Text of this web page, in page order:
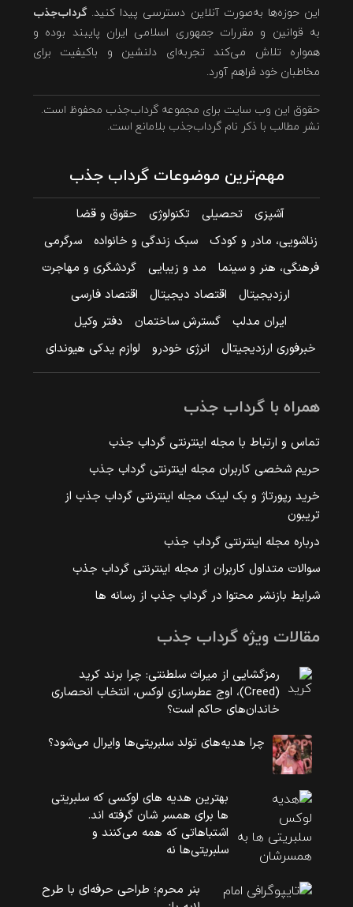
این حوزه‌ها به‌صورت آنلاین دسترسی پیدا کنید.گرداب‌جذب
به قوانین و مقررات جمهوری اسلامی ایران پایبند بوده و
همواره تلاش می‌کند تجربه‌ای دلنشین و باکیفیت برای
مخاطبان خود فراهم آورد.
حقوق این وب سایت برای مجموعه گرداب‌جذب محفوظ است.
نشر مطالب با ذکر نام گرداب‌جذب بلامانع است.
مهم‌ترین موضوعات گرداب جذب
آشپزی تحصیلی تکنولوژی
حقوق و قضا
زناشویی، مادر و کودک
سبک زندگی و خانواده
سرگرمی
فرهنگی، هنر و سینما
مد و زیبایی
گردشگری و مهاجرت
ارزدیجیتال
اقتصاد دیجیتال
اقتصاد فارسی
ایران مدلب
گسترش ساختمان
دفتر وکیل
خبرفوری ارزدیجیتال
انرژی خودرو لوازم یدکی هیوندای
همراه با گرداب جذب
تماس و ارتباط با مجله اینترنتی گرداب جذب
حریم شخصی کاربران مجله اینترنتی گرداب جذب
خرید رپورتاژ و بک لینک مجله اینترنتی گرداب جذب از
تریبون
درباره مجله اینترنتی گرداب جذب
سوالات متداول کاربران از مجله اینترنتی گرداب جذب
شرایط بازنشر محتوا در گرداب جذب از رسانه ها
مقالات ویژه گرداب جذب
رمزگشایی از میراث سلطنتی: چرا برند کرید
(Creed)، اوج عطرسازی لوکس، انتخاب انحصاری
خاندان‌های حاکم است؟
چرا هدیه‌های تولد سلبریتی‌ها وایرال می‌شود؟
بهترین هدیه های لوکسی که سلبریتی
ها برای همسر شان گرفته اند.
اشتباهاتی که همه می‌کنند و
سلبریتی‌ها نه
بنر محرم؛ طراحی حرفه‌ای با طرح